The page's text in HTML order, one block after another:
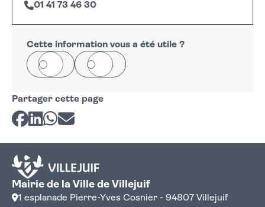
01 41 73 46 30
+
−
Cette information vous a été utile ?
Oui Non
Partager cette page
Partager sur Facebook
Partager sur LinkedIn
Partager sur Whatsapp
Partager par courriel
Mairie de la Ville de Villejuif
1 esplanade Pierre-Yves Cosnier - 94807 Villejuif